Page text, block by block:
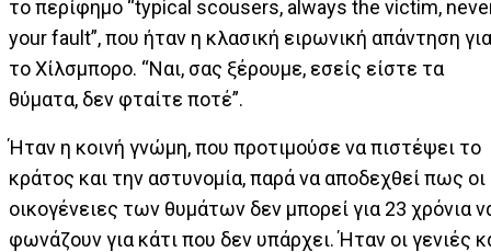
το περίφημο “typical scousers, always the victim,
your fault”, που ήταν η κλασική ειρωνική απάντηση για
το Χίλσμπορο. “Ναι, σας ξέρουμε, εσείς είστε τα
θύματα, δεν φταίτε ποτέ”.
Ήταν η κοινή γνώμη, που προτιμούσε να πιστέψει το
κράτος και την αστυνομία, παρά να αποδεχθεί πως οι
οικογένειες των θυμάτων δεν μπορεί για 23 χρόνια
φωνάζουν για κάτι που δεν υπάρχει. Ήταν οι γενιές